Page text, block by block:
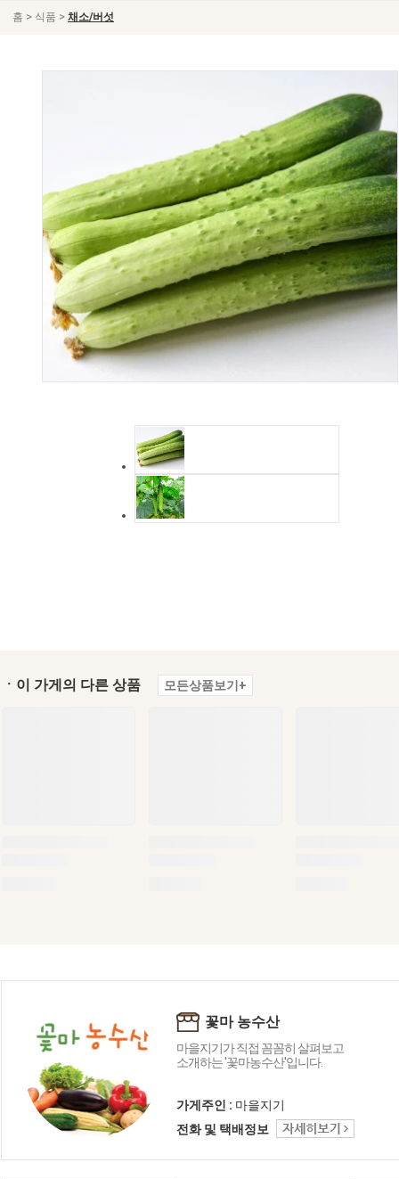
홈 > 식품 > 채소/버섯
ㆍ이 가게의 다른 상품 모든상품보기+
꽃마 농수산
마을지기가 직접 꼼꼼히 살펴보고
소개하는 '꽃마농수산'입니다.
가게주인 : 마을지기
전화 및 택배정보